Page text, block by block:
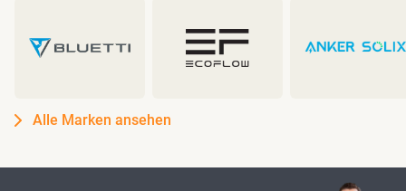
Alle Marken ansehen